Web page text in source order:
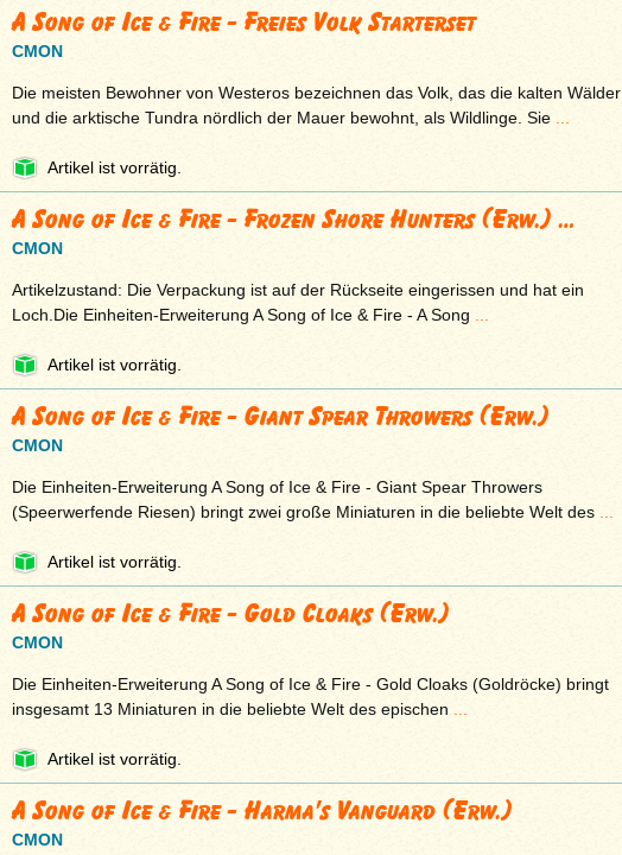
A Song of Ice & Fire - Freies Volk Starterset
CMON
Die meisten Bewohner von Westeros bezeichnen das Volk, das die kalten Wälder
und die arktische Tundra nördlich der Mauer bewohnt, als Wildlinge. Sie ...
Artikel ist vorrätig.
A Song of Ice & Fire - Frozen Shore Hunters (Erw.) …
CMON
Artikelzustand: Die Verpackung ist auf der Rückseite eingerissen und hat ein
Loch.Die Einheiten-Erweiterung A Song of Ice & Fire - A Song ...
Artikel ist vorrätig.
A Song of Ice & Fire - Giant Spear Throwers (Erw.)
CMON
Die Einheiten-Erweiterung A Song of Ice & Fire - Giant Spear Throwers
(Speerwerfende Riesen) bringt zwei große Miniaturen in die beliebte Welt des ...
Artikel ist vorrätig.
A Song of Ice & Fire - Gold Cloaks (Erw.)
CMON
Die Einheiten-Erweiterung A Song of Ice & Fire - Gold Cloaks (Goldröcke) bringt
insgesamt 13 Miniaturen in die beliebte Welt des epischen ...
Artikel ist vorrätig.
A Song of Ice & Fire - Harma’s Vanguard (Erw.)
CMON